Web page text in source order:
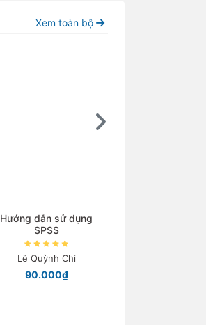
Xem toàn bộ
Hướng dẫn sử dụng
SPSS
Lê Quỳnh Chi
90.000₫